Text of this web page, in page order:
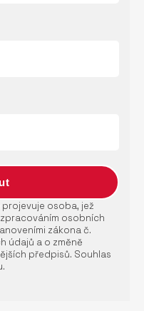
osoba, jež
osobních
zákona č.
údajů a o změně
předpisů. Souhlas